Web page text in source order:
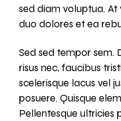
sed diam voluptua.
duo dolores et ea
Sed sed tempor sem.
risus nec, faucibus
scelerisque lacus vel
posuere. Quisque
Pellentesque